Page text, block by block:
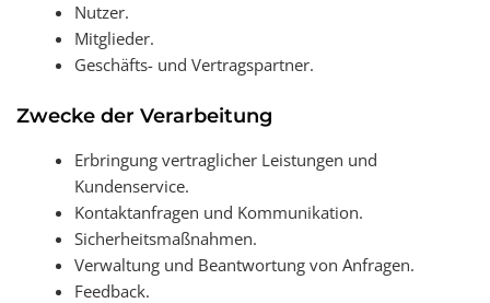
Nutzer.
Mitglieder.
Geschäfts- und Vertragspartner.
Zwecke der Verarbeitung
Erbringung vertraglicher Leistungen und
Kundenservice.
Kontaktanfragen und Kommunikation.
Sicherheitsmaßnahmen.
Verwaltung und Beantwortung von Anfragen.
Feedback.